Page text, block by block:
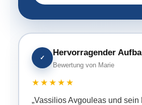
✓
Hervorragender
Bewertung von Marie
★★★★★
„Vassilios Avgouleas und